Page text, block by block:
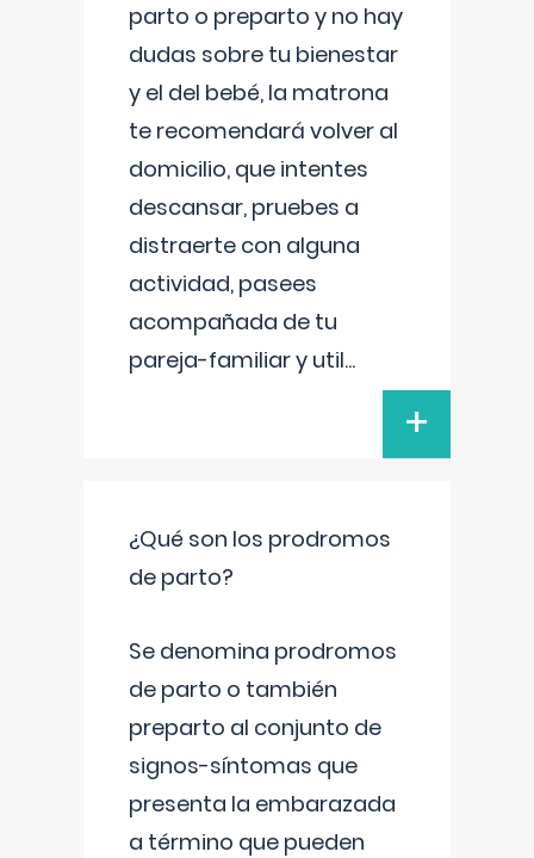
parto o preparto y no hay
dudas sobre tu bienestar
y el del bebé, la matrona
te recomendará volver al
domicilio, que intentes
descansar, pruebes a
distraerte con alguna
actividad, pasees
acompañada de tu
pareja-familiar y util...
+
¿Qué son los prodromos
de parto?
Se denomina prodromos
de parto o también
preparto al conjunto de
signos-síntomas que
presenta la embarazada
a término que pueden